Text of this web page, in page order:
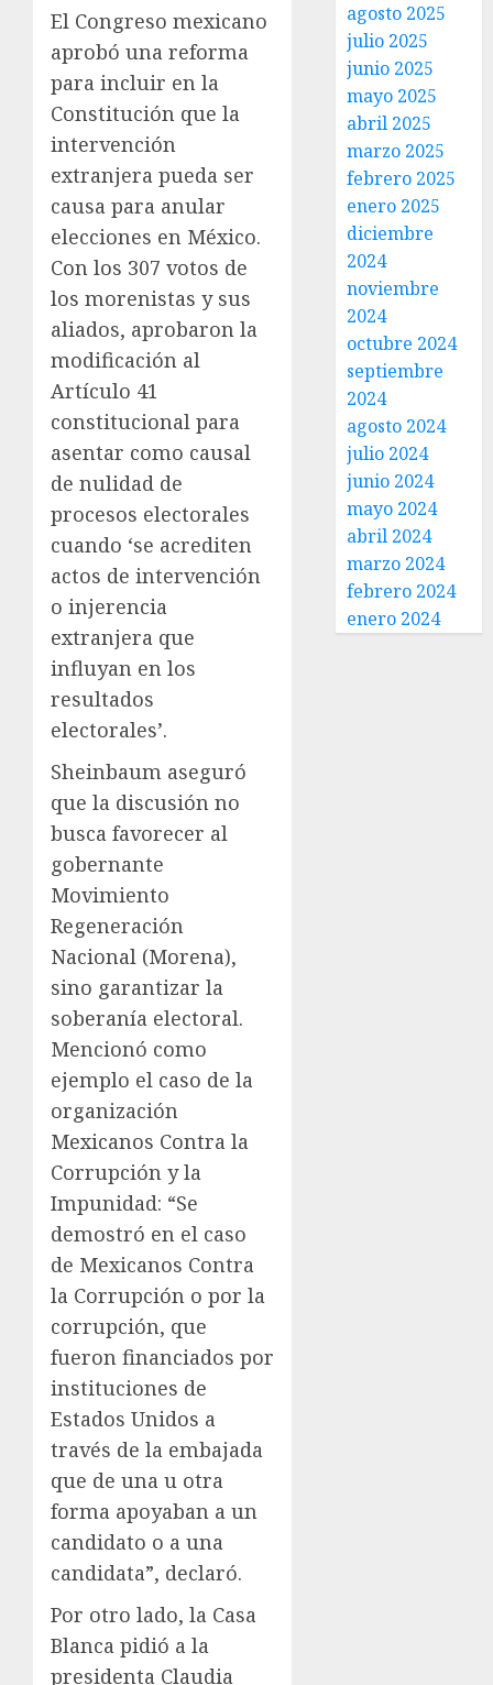
El Congreso mexicano
aprobó una reforma
para incluir en la
Constitución que la
intervención
extranjera pueda ser
causa para anular
elecciones en México.
Con los 307 votos de
los morenistas y sus
aliados, aprobaron la
modificación al
Artículo 41
constitucional para
asentar como causal
de nulidad de
procesos electorales
cuando ‘se acrediten
actos de intervención
o injerencia
extranjera que
influyan en los
resultados
electorales’.
Sheinbaum aseguró
que la discusión no
busca favorecer al
gobernante
Movimiento
Regeneración
Nacional (Morena),
sino garantizar la
soberanía electoral.
Mencionó como
ejemplo el caso de la
organización
Mexicanos Contra la
Corrupción y la
Impunidad: “Se
demostró en el caso
de Mexicanos Contra
la Corrupción o por la
corrupción, que
fueron financiados por
instituciones de
Estados Unidos a
través de la embajada
que de una u otra
forma apoyaban a un
candidato o a una
candidata”, declaró.
Por otro lado, la Casa
Blanca pidió a la
presidenta Claudia
agosto 2025
julio 2025
junio 2025
mayo 2025
abril 2025
marzo 2025
febrero 2025
enero 2025
diciembre
2024
noviembre
2024
octubre 2024
septiembre
2024
agosto 2024
julio 2024
junio 2024
mayo 2024
abril 2024
marzo 2024
febrero 2024
enero 2024